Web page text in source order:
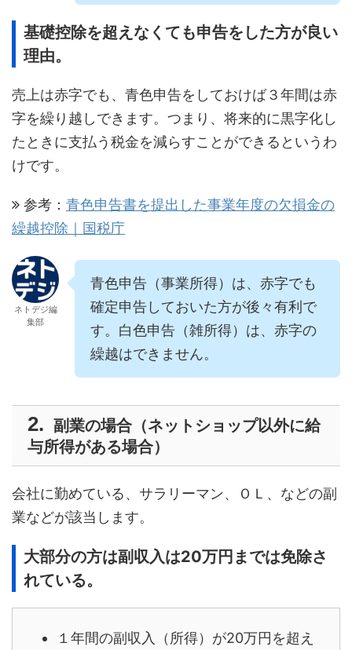
基礎控除を超えなくても申告をした方が良い
理由。
売上は赤字でも、青色申告をしておけば３年間は赤
字を繰り越しできます。つまり、将来的に黒字化し
たときに支払う税金を減らすことができるというわ
けです。
参考： 青色申告書を提出した事業年度の欠損金の
繰越控除｜国税庁
ネトデジ編
集部
青色申告（事業所得）は、赤字でも
確定申告しておいた方が後々有利で
す。白色申告（雑所得）は、赤字の
繰越はできません。
副業の場合（ネットショップ以外に給
与所得がある場合）
会社に勤めている、サラリーマン、ＯＬ、などの副
業などが該当します。
大部分の方は副収入は20万円までは免除さ
れている。
１年間の副収入（所得）が20万円を超え